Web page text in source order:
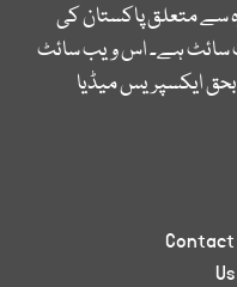
سے متعلق پاکستان کی
سائٹ ہے۔ اس ویب سائٹ
ایکسپریس میڈیا
Contact
Us